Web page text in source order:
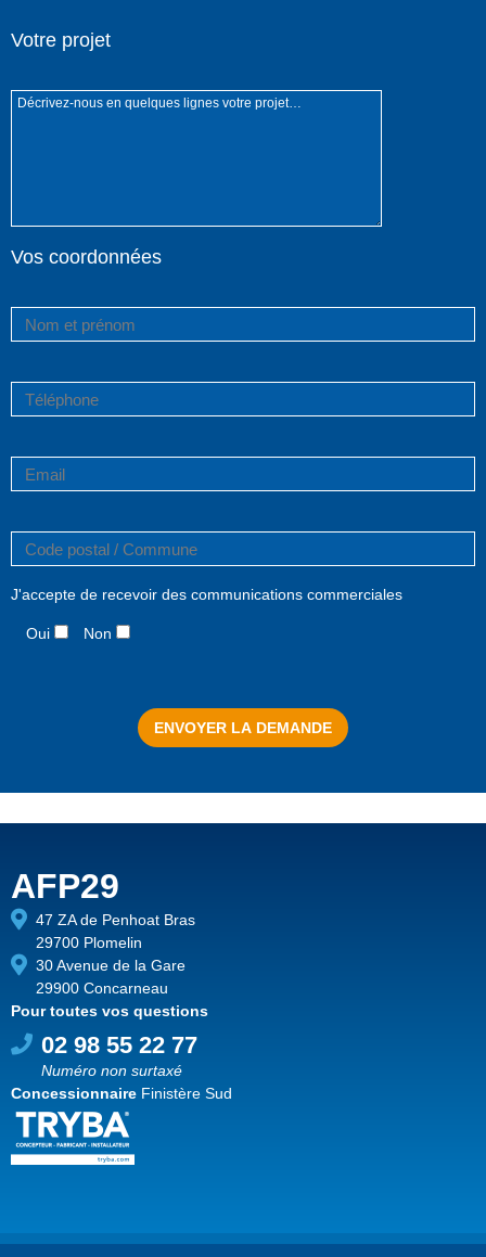
Votre projet
Vos coordonnées
J'accepte de recevoir des communications commerciales
Oui Non
AFP29
47 ZA de Penhoat Bras
29700 Plomelin
30 Avenue de la Gare
29900 Concarneau
Pour toutes vos questions
02 98 55 22 77
Numéro non surtaxé
Concessionnaire Finistère Sud